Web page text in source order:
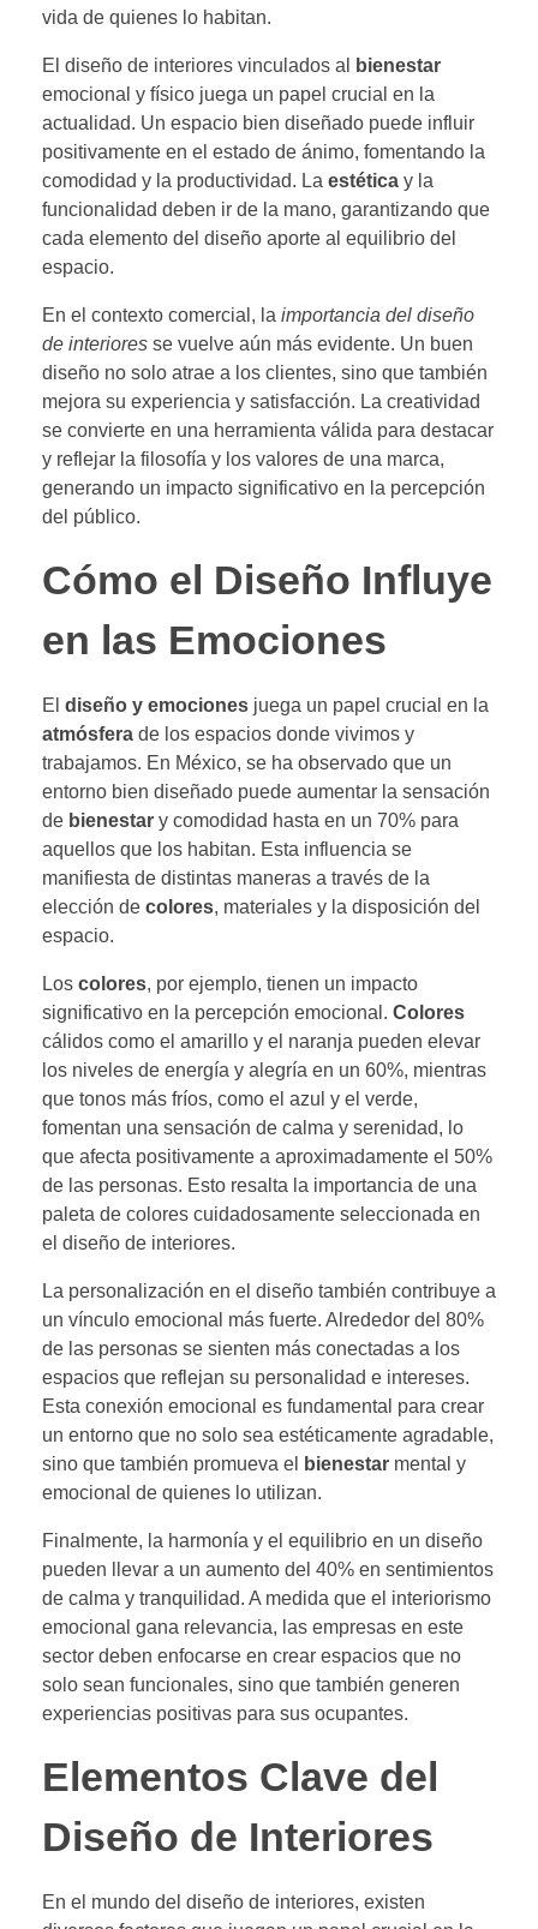
vida de quienes lo habitan.
El diseño de interiores vinculados al
bienestar
emocional y físico juega un papel crucial en la
actualidad. Un espacio bien diseñado puede influir
positivamente en el estado de ánimo, fomentando la
comodidad y la productividad. La estética y la
funcionalidad deben ir de la mano, garantizando que
cada elemento del diseño aporte al equilibrio del
espacio.
En el contexto comercial, la importancia del diseño
de interiores se vuelve aún más evidente. Un buen
diseño no solo atrae a los clientes, sino que también
mejora su experiencia y satisfacción. La creatividad
se convierte en una herramienta válida para destacar
y reflejar la filosofía y los valores de una marca,
generando un impacto significativo en la percepción
del público.
Cómo el Diseño Influye
en las Emociones
El diseño y emociones juega un papel crucial en la
atmósfera de los espacios donde vivimos y
trabajamos. En México, se ha observado que un
entorno bien diseñado puede aumentar la sensación
de bienestar y comodidad hasta en un 70% para
aquellos que los habitan. Esta influencia se
manifiesta de distintas maneras a través de la
elección de colores, materiales y la disposición del
espacio.
Los colores, por ejemplo, tienen un impacto
significativo en la percepción emocional. Colores
cálidos como el amarillo y el naranja pueden elevar
los niveles de energía y alegría en un 60%, mientras
que tonos más fríos, como el azul y el verde,
fomentan una sensación de calma y serenidad, lo
que afecta positivamente a aproximadamente el 50%
de las personas. Esto resalta la importancia de una
paleta de colores cuidadosamente seleccionada en
el diseño de interiores.
La personalización en el diseño también contribuye a
un vínculo emocional más fuerte. Alrededor del 80%
de las personas se sienten más conectadas a los
espacios que reflejan su personalidad e intereses.
Esta conexión emocional es fundamental para crear
un entorno que no solo sea estéticamente agradable,
sino que también promueva el
bienestar mental y
emocional de quienes lo utilizan.
Finalmente, la harmonía y el equilibrio en un diseño
pueden llevar a un aumento del 40% en sentimientos
de calma y tranquilidad. A medida que el interiorismo
emocional gana relevancia, las empresas en este
sector deben enfocarse en crear espacios que no
solo sean funcionales, sino que también generen
experiencias positivas para sus ocupantes.
Elementos Clave del
Diseño de Interiores
En el mundo del diseño de interiores, existen